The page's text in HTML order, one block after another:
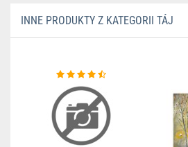
INNE PRODUKTY Z KATEGORII TÁJ